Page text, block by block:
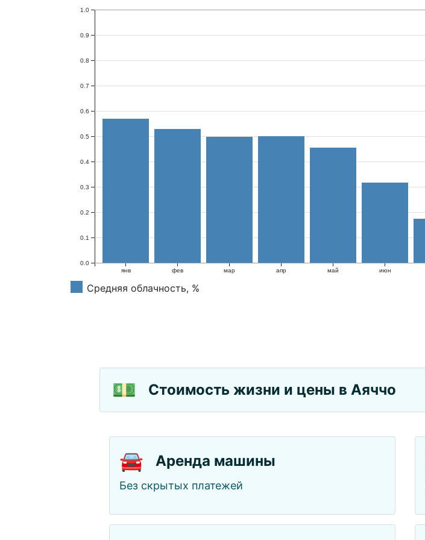
янв фев мар апр май июн
0.0
0.1
0.2
0.3
0.4
0.5
0.6
0.7
0.8
0.9
1.0
Средняя облачность, %
💵 Стоимость жизни и цены в Аяччо
🚘 Аренда машины
Без скрытых платежей